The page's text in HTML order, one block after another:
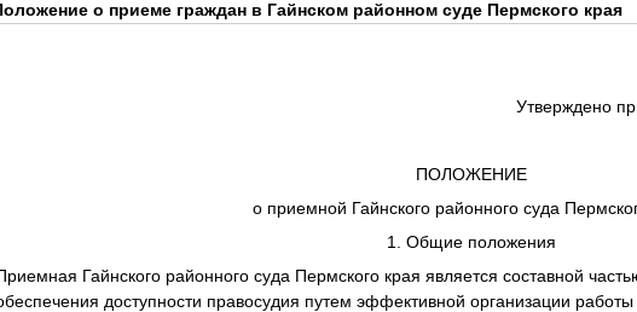
о приеме граждан в Гайнском районном суде Пермского края
Утверждено
ПОЛОЖЕНИЕ
о приемной Гайнского районного суда
1. Общие положения
Гайнского районного суда Пермского края является составной
доступности правосудия путем эффективной организации